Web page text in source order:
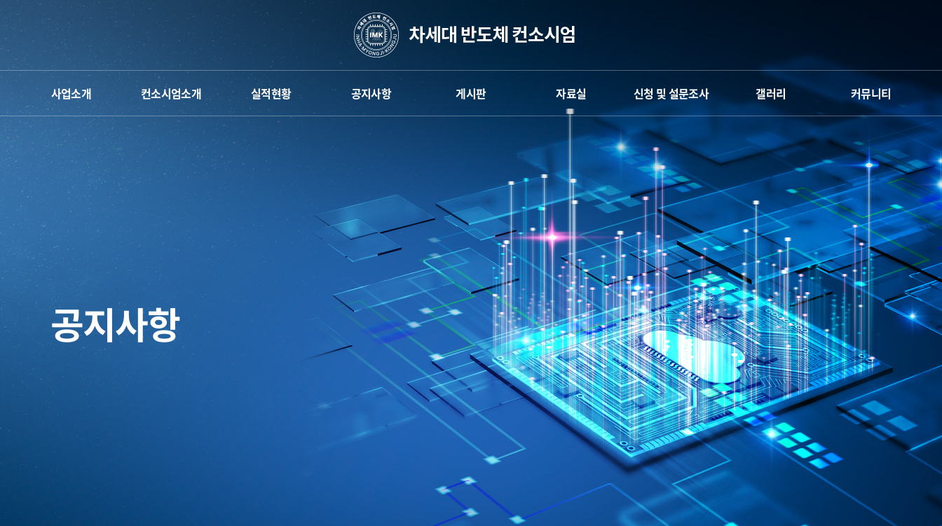
사업소개
단장 인사말
사업 소개
컨소시엄소개
운영체계&조직도
오시는 길
캐릭터&로고
실적현황 공지사항
명지대공학교육
혁신센터
공주대공학교육
혁신센터
게시판
카카오채널
보도자료
자료실
차세대반도체 컨소시엄
인하대공학교육
혁신센터
명지대공학교육
혁신센터
공주대공학교육
혁신센터
학생
신청 및 설문조사
신청서
만족도 조사
갤러리
갤러리
커뮤니티
Q&A
공지사항